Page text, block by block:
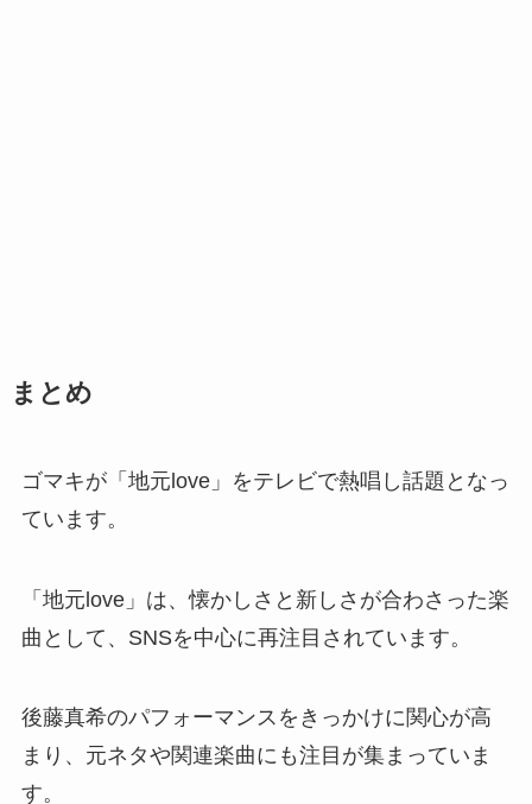
まとめ
ゴマキが「地元love」をテレビで熱唱し話題となっ
ています。
「地元love」は、懐かしさと新しさが合わさった楽
曲として、SNSを中心に再注目されています。
後藤真希のパフォーマンスをきっかけに関心が高
まり、元ネタや関連楽曲にも注目が集まっていま
す。